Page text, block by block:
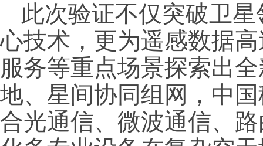
此次验证不仅突破卫
心技术，更为遥感数据
服务等重点场景探索出
地、星间协同组网，中
合光通信、微波通信、